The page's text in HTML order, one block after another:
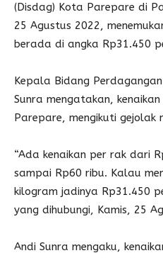
(Disdag) Kota Parepare di
25 Agustus 2022,
berada di angka Rp31.450
Kepala Bidang
Sunra mengatakan,
Parepare, mengikuti gejolak
“Ada kenaikan per rak dari
sampai Rp60 ribu. Kalau
kilogram jadinya Rp31.450
yang dihubungi, Kamis, 25
Andi Sunra mengaku,